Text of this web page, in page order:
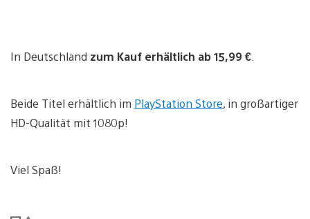
In Deutschland zum Kauf erhältlich ab 15,99 €.
Beide Titel erhältlich im PlayStation Store, in großartiger
HD-Qualität mit 1080p!
Viel Spaß!